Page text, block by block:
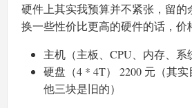
硬件上其实我预算并不紧张，留的
换一些性价比更高的硬件的话，价
主机（主板、CPU、内存、系
硬盘（4 * 4T） 2200 元（其
他三块是旧的）